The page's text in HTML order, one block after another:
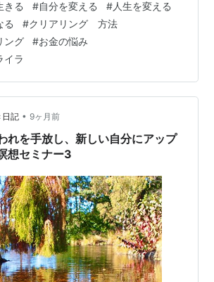
日（火）11時〜の2回 詳細・お申し込
↓ 「直感を磨くオンラインセミナー」
瞑想セミナーを受講していなくても受
す。 ＊両セミナーは日曜日と火…
きる #自分を変える #人生を変える
る #クリアリング 方法
ング #お金の悩み
イラ
日記 • 9ヶ月前
れを手放し、新しい自分にアップ
想セミナー3